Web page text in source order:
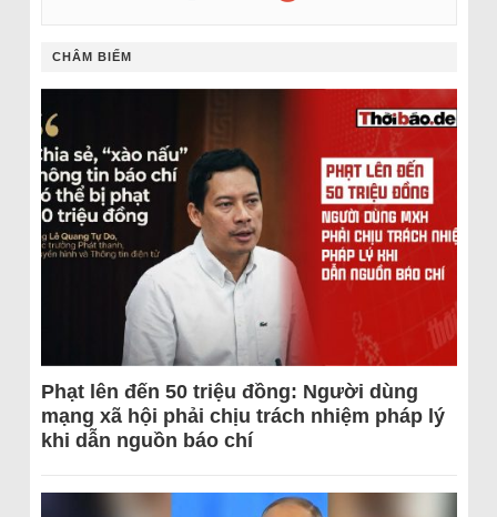
CHÂM BIẾM
Phạt lên đến 50 triệu đồng: Người dùng
mạng xã hội phải chịu trách nhiệm pháp lý
khi dẫn nguồn báo chí